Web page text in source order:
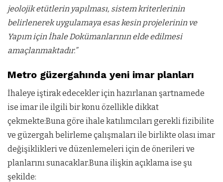
jeolojik etütlerin yapılması, sistem kriterlerinin
belirlenerek uygulamaya esas kesin projelerinin ve
Yapım için İhale Dokümanlarının elde edilmesi
amaçlanmaktadır.”
Metro güzergahında yeni imar planları
İhaleye iştirak edecekler için hazırlanan şartnamede
ise imar ile ilgili bir konu özellikle dikkat
çekmekte:Buna göre ihale katılımcıları gerekli fizibilite
ve güzergah belirleme çalışmaları ile birlikte olası imar
değişiklikleri ve düzenlemeleri için de önerileri ve
planlarını sunacaklar.Buna ilişkin açıklama ise şu
şekilde: